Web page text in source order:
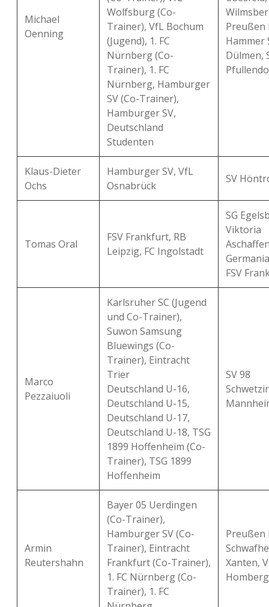
Michael
Oenning
Wolfsburg (Co-
Trainer), VfL Bochum
(Jugend), 1. FC
Nürnberg (Co-
Trainer), 1. FC
Nürnberg, Hamburger
SV (Co-Trainer),
Hamburger SV,
Deutschland
Studenten
Preußen
Hammer
Dülmen,
Klaus-Dieter
Ochs
Hamburger SV, VfL
Osnabrück
SV
Tomas Oral
FSV Frankfurt, RB
Leipzig, FC Ingolstadt
SG
Viktoria
FSV
Marco
Pezzaiuoli
Karlsruher SC (Jugend
und Co-Trainer),
Suwon Samsung
Bluewings (Co-
Trainer), Eintracht
Trier
Deutschland U-16,
Deutschland U-15,
Deutschland U-17,
Deutschland U-18, TSG
1899 Hoffenheim (Co-
Trainer), TSG 1899
Hoffenheim
SV 98
Armin
Reutershahn
Bayer 05 Uerdingen
(Co-Trainer),
Hamburger SV (Co-
Trainer), Eintracht
Frankfurt (Co-Trainer),
1. FC Nürnberg (Co-
Trainer), 1. FC
Preußen
Xanten,
Homberg